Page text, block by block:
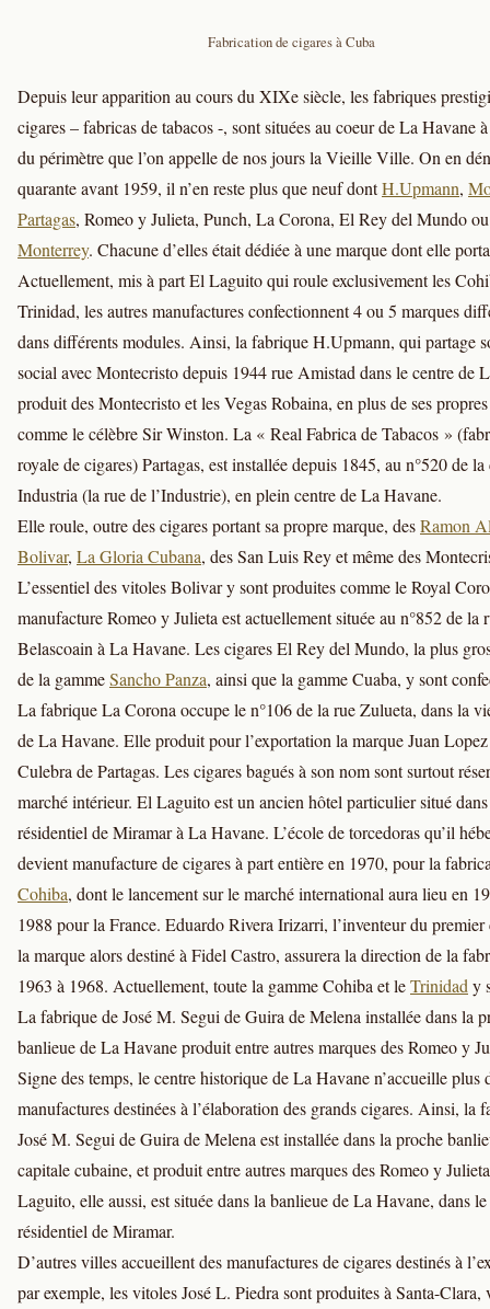
Fabrication de cigares à Cuba
Depuis leur apparition au cours du XIXe siècle, les fabriques
cigares – fabricas de tabacos -, sont situées au coeur de La Havane
du périmètre que l’on appelle de nos jours la Vieille Ville. On en
quarante avant 1959, il n’en reste plus que neuf dontH.Upmann,
Partagas, Romeo y Julieta, Punch, La Corona, El Rey del Mundo
Monterrey. Chacune d’elles était dédiée à une marque dont elle
Actuellement, mis à part El Laguito qui roule exclusivement les
Trinidad, les autres manufactures confectionnent 4 ou 5 marques
dans différents modules. Ainsi, la fabrique H.Upmann, qui partage
social avec Montecristo depuis 1944 rue Amistad dans le centre de
produit des Montecristo et les Vegas Robaina, en plus de ses
comme le célèbre Sir Winston. La « Real Fabrica de Tabacos »
royale de cigares) Partagas, est installée depuis 1845, au n°520 de la
Industria (la rue de l’Industrie), en plein centre de La Havane.
Elle roule, outre des cigares portant sa propre marque, desRamon
Bolivar, La Gloria Cubana, des San Luis Rey et même des
L’essentiel des vitoles Bolivar y sont produites comme le Royal
manufacture Romeo y Julieta est actuellement située au n°852 de la
Belascoain à La Havane. Les cigares El Rey del Mundo, la plus
de la gammeSancho Panza, ainsi que la gamme Cuaba, y sont
La fabrique La Corona occupe le n°106 de la rue Zulueta, dans la
de La Havane. Elle produit pour l’exportation la marque Juan
Culebra de Partagas. Les cigares bagués à son nom sont surtout
marché intérieur. El Laguito est un ancien hôtel particulier situé
résidentiel de Miramar à La Havane. L’école de torcedoras qu’il
devient manufacture de cigares à part entière en 1970, pour la
Cohiba, dont le lancement sur le marché international aura lieu en
1988 pour la France. Eduardo Rivera Irizarri, l’inventeur du premier
la marque alors destiné à Fidel Castro, assurera la direction de la
1963 à 1968. Actuellement, toute la gamme Cohiba et leTrinidad y
La fabrique de José M. Segui de Guira de Melena installée dans la
banlieue de La Havane produit entre autres marques des Romeo y
Signe des temps, le centre historique de La Havane n’accueille plus
manufactures destinées à l’élaboration des grands cigares. Ainsi, la
José M. Segui de Guira de Melena est installée dans la proche
capitale cubaine, et produit entre autres marques des Romeo y
Laguito, elle aussi, est située dans la banlieue de La Havane, dans
résidentiel de Miramar.
D’autres villes accueillent des manufactures de cigares destinés à
par exemple, les vitoles José L. Piedra sont produites à Santa-Clara,